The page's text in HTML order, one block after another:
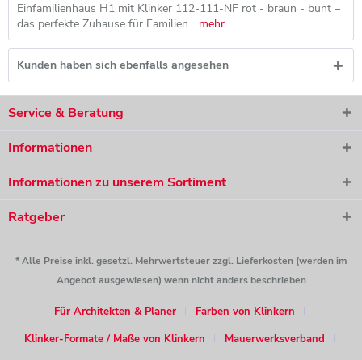
Einfamilienhaus H1 mit Klinker 112-111-NF rot - braun - bunt –
das perfekte Zuhause für Familien... mehr
Kunden haben sich ebenfalls angesehen
Service & Beratung
Informationen
Informationen zu unserem Sortiment
Ratgeber
* Alle Preise inkl. gesetzl. Mehrwertsteuer zzgl. Lieferkosten (werden im
Angebot ausgewiesen) wenn nicht anders beschrieben
Für Architekten & Planer
Farben von Klinkern
Klinker-Formate / Maße von Klinkern
Mauerwerksverband